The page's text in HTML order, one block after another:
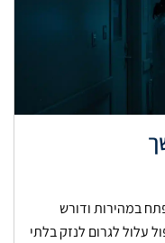
במהירות ודורש
עלול לגרום לנזק בלתי